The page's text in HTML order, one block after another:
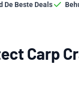
De Beste Deals
Carp